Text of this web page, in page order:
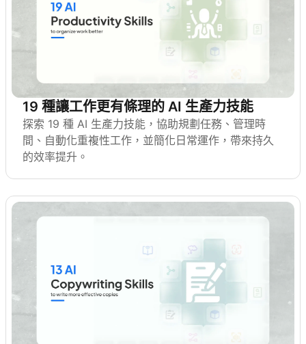
19 種讓工作更有條理的 AI 生產力技能
探索 19 種 AI 生產力技能，協助規劃任務、管理時
間、自動化重複性工作，並簡化日常運作，帶來持久
的效率提升。